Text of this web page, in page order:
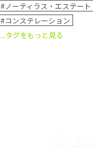
#ノーティラス・エステート
#コンステレーション
...タグをもっと見る